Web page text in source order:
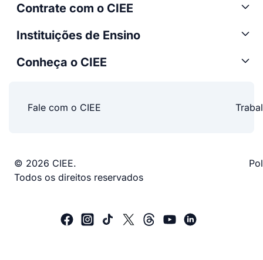
Contrate com o CIEE
Instituições de Ensino
Conheça o CIEE
Fale com o CIEE
© 2026 CIEE.
Todos os direitos reservados